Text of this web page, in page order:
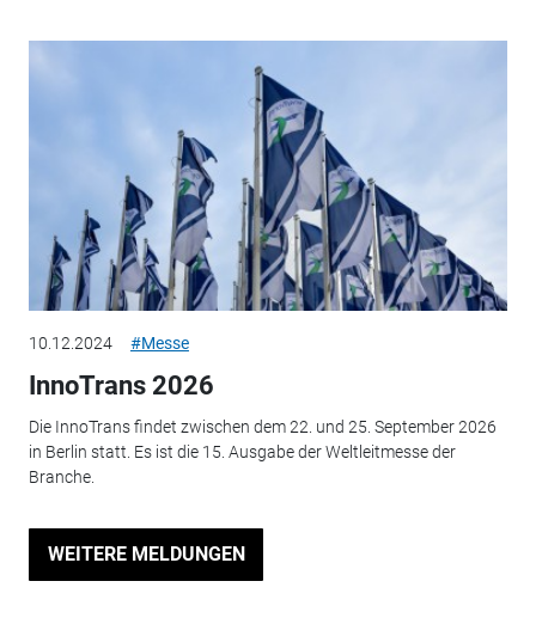
10.12.2024 #Messe
InnoTrans 2026
Die InnoTrans findet zwischen dem 22. und 25. September 2026
in Berlin statt. Es ist die 15. Ausgabe der Weltleitmesse der
Branche.
WEITERE MELDUNGEN